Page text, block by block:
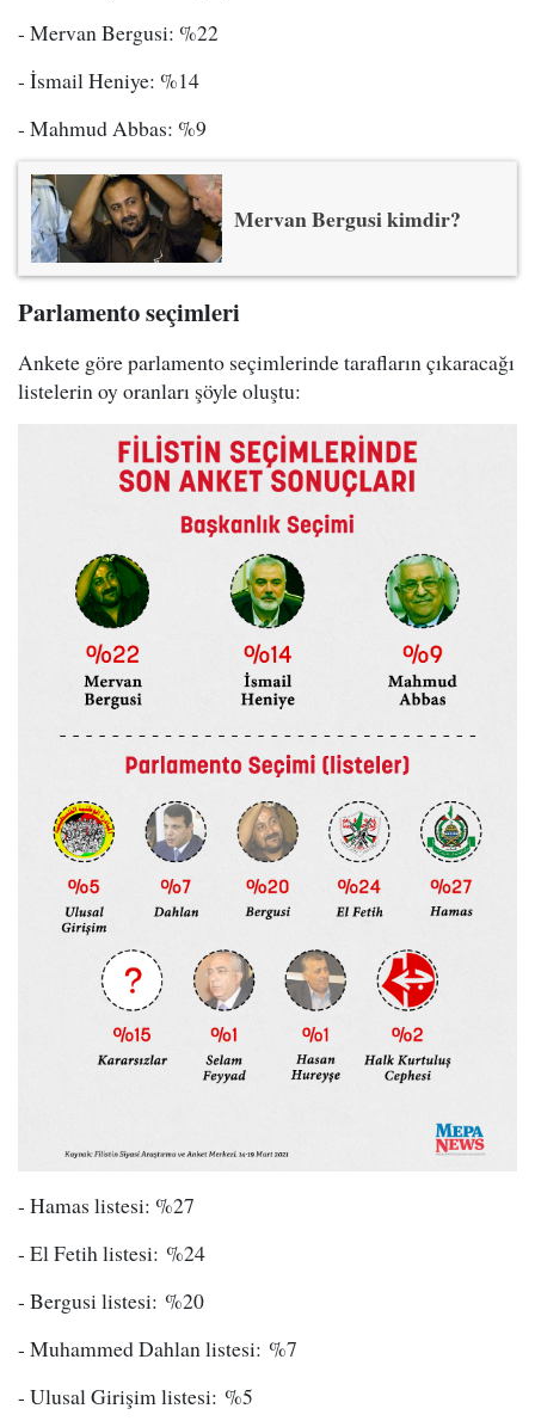
- Mervan Bergusi: %22
- İsmail Heniye: %14
- Mahmud Abbas: %9
Mervan Bergusi kimdir?
Parlamento seçimleri
Ankete göre parlamento seçimlerinde tarafların çıkaracağı
listelerin oy oranları şöyle oluştu:
- Hamas listesi: %27
- El Fetih listesi: %24
- Bergusi listesi: %20
- Muhammed Dahlan listesi: %7
- Ulusal Girişim listesi: %5